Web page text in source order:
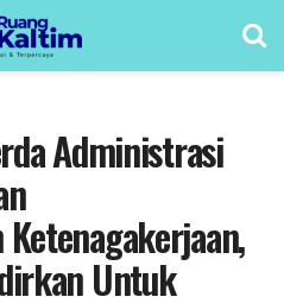
Administrasi
Untuk